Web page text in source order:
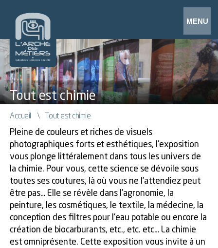
Tout est chimie
Accueil
Tout est chimie
Pleine de couleurs et riches de visuels
photographiques forts et esthétiques, l’exposition
vous plonge littéralement dans tous les univers de
la chimie. Pour vous, cette science se dévoile sous
toutes ses coutures, là où vous ne l’attendiez peut
être pas… Elle se révèle dans l’agronomie, la
peinture, les cosmétiques, le textile, la médecine, la
conception des filtres pour l’eau potable ou encore la
création de biocarburants, etc., etc. etc… La chimie
est omniprésente. Cette exposition vous invite à un